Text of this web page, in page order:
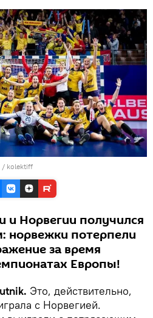
/ kolektiff
и Норвегии получился
норвежки потерпели
за время
Европы!
Это, действительно,
с Норвегией.